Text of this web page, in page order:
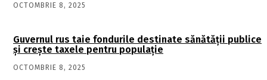
OCTOMBRIE 8, 2025
Guvernul rus taie fondurile destinate sănătății publice
și crește taxele pentru populație
OCTOMBRIE 8, 2025